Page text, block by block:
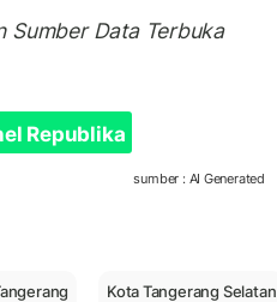
Sumber Data Terbuka
Republika
sumber : AI Generated
Kota Tangerang Selatan